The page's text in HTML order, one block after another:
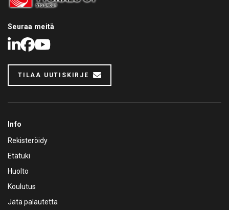
Seuraa meitä
LinkedIn
Facebook
Youtube
TILAA UUTISKIRJE
Info
Rekisteröidy
Etätuki
Huolto
Koulutus
Jätä palautetta